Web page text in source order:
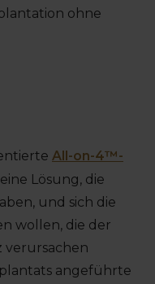
ohne
All-on-4™-
Lösung, die
und sich die
wollen, die der
verursachen
angeführte